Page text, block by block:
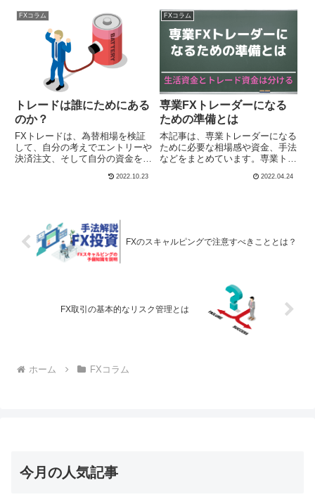
ベルの波があると考える...
を得るためには、たった一つ、手
法をより磨くことだけだ。マイン
ドが欠けているといわれるの
は、...
FXコラム
トレードは誰にためにある
のか？
FXトレードは、為替相場を検証
して、自分の考えでエントリーや
決済注文、そして自分の資金を使
は、FX会社やネットニュース、
力的な部分も含まれるといえよ
う。
2022.10.23
FXコラム
専業FXトレーダーになる
ための準備とは
本記事は、専業トレーダーになる
ために必要な相場感や資金、手法
などをまとめています。専業トレ
として300-500万円を用意するの
2022.04.24
FXのスキャルピングで注意すべきこととは？
FX取引の基本的なリスク管理とは
ホーム FXコラム
今月の人気記事